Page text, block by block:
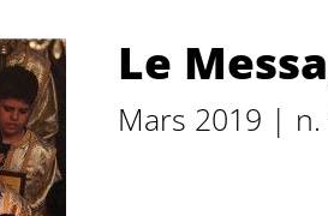
Le
Mars 2019 | n.